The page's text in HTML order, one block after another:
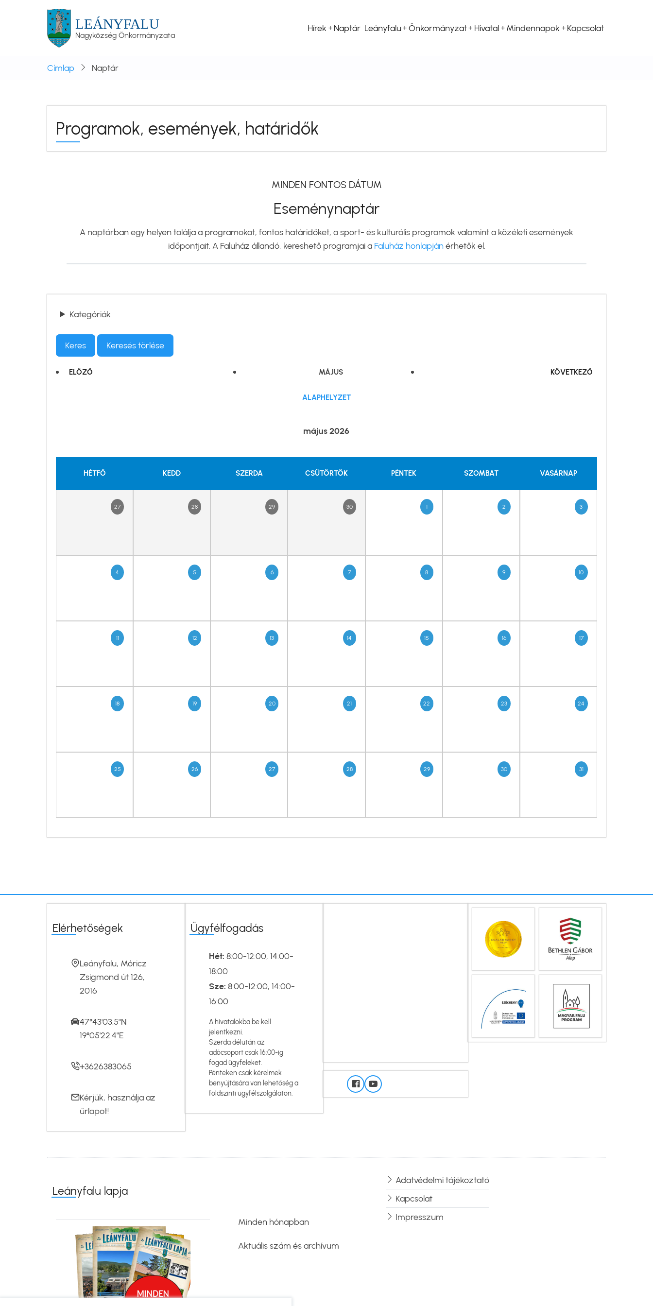
LEÁNYFALU
Nagyközség Önkormányzata
Hírek Naptár Leányfalu Önkormányzat Hivatal Mindennapok Kapcsolat
Címlap Naptár
Programok, események, határidők
MINDEN FONTOS DÁTUM
Eseménynaptár
A naptárban egy helyen találja a programokat, fontos határidőket, a sport- és kulturális programok valamint a közéleti események
időpontjait. A Faluház állandó, kereshető programjai a Faluház honlapjánérhetők el.
Kategóriák
ELŐZŐ MÁJUS KÖVETKEZŐ
ALAPHELYZET
május 2026
HÉTFŐ KEDD SZERDA CSÜTÖRTÖK PÉNTEK SZOMBAT VASÁRNAP
27 28 29 30 1 2 3
4 5 6 7 8 9 10
11 12 13 14 15 16 17
18 19 20 21 22 23 24
25 26 27 28 29 30 31
Elérhetőségek
Leányfalu, Móricz
Zsigmond út 126,
2016
47°43'03.5"N
19°05'22.4"E
+3626383065
Kérjük, használja az
űrlapot!
Ügyfélfogadás
Hét: 8:00-12:00, 14:00-
18:00
Sze: 8:00-12:00, 14:00-
16:00
A hivatalokba be kell
jelentkezni.
Szerda délután az
adócsoport csak 16:00-ig
fogad ügyfeleket.
Pénteken csak kérelmek
benyújtására van lehetőség a
földszinti ügyfélszolgálaton.
Leányfalu lapja
Minden hónapban
Aktuális szám és archívum
Lábléc
Adatvédelmi tájékoztató
Kapcsolat
Impresszum